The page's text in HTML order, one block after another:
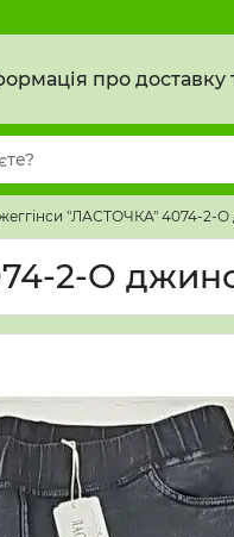
про доставку
"ЛАСТОЧКА" 4074-2-О
2-О